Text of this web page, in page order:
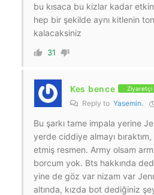
bu kısaca bu kizlar kadar
hep bir şekilde aynı kitlenin
kalacaksiniz
31
Kes bence Ziyaretçi
Reply to Yasemin.
Bu şarkı tame impala yerine
yerde ciddiye almayı
etmiş resmen. Army olsam
borcum yok. Bts hakkında
yine de göz var nizam var
altında, kızda bot dediğiniz